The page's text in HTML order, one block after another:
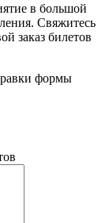
в большой
Свяжитесь
заказ билетов
формы